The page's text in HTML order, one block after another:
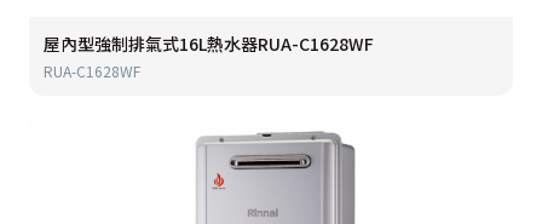
屋內型強制排氣式16L熱水器RUA-C1628WF
RUA-C1628WF